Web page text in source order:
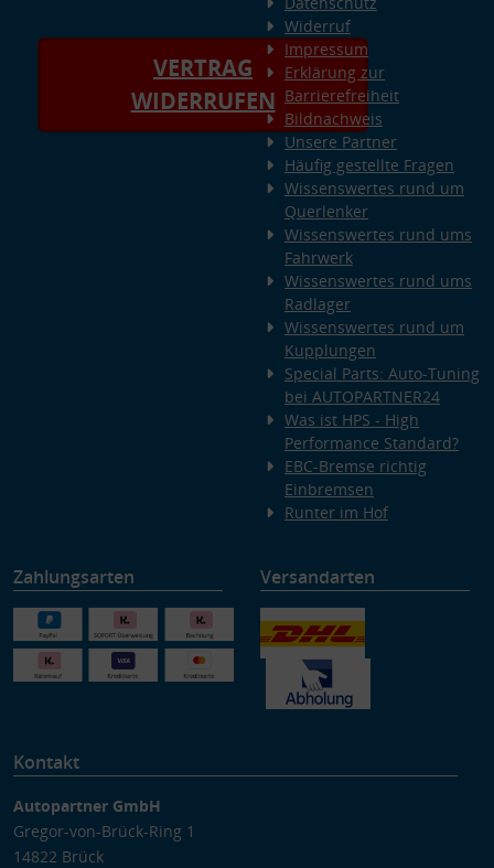
VERTRAG
WIDERRUFEN
Widerruf
Impressum
Erklärung zur
Barrierefreiheit
Bildnachweis
Unsere Partner
Häufig gestellte Fragen
Wissenswertes rund um
Querlenker
Wissenswertes rund ums
Fahrwerk
Wissenswertes rund ums
Radlager
Wissenswertes rund um
Kupplungen
Special Parts: Auto-Tuning
bei AUTOPARTNER24
Was ist HPS - High
Performance Standard?
EBC-Bremse richtig
Einbremsen
Runter im Hof
Zahlungsarten Versandarten
Kontakt
Autopartner GmbH
Gregor-von-Brück-Ring 1
14822 Brück